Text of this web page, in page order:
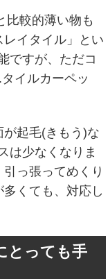
比較的薄い物も
イタイル」とい
ですが、ただコ
イルカーペッ
起毛(きもう)な
は少なくなりま
っ張ってめくり
くても、対応し
とっても手